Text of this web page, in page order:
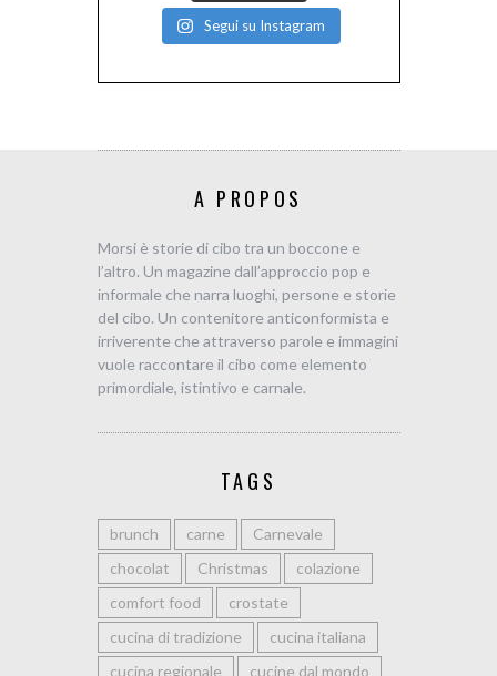
Segui su Instagram
A PROPOS
Morsi è storie di cibo tra un boccone e
l’altro. Un magazine dall’approccio pop e
informale che narra luoghi, persone e storie
del cibo. Un contenitore anticonformista e
irriverente che attraverso parole e immagini
vuole raccontare il cibo come elemento
primordiale, istintivo e carnale.
TAGS
brunch carne
Carnevale
chocolat
Christmas
colazione
comfort food
crostate
cucina di tradizione
cucina italiana
cucina regionale
cucine dal mondo